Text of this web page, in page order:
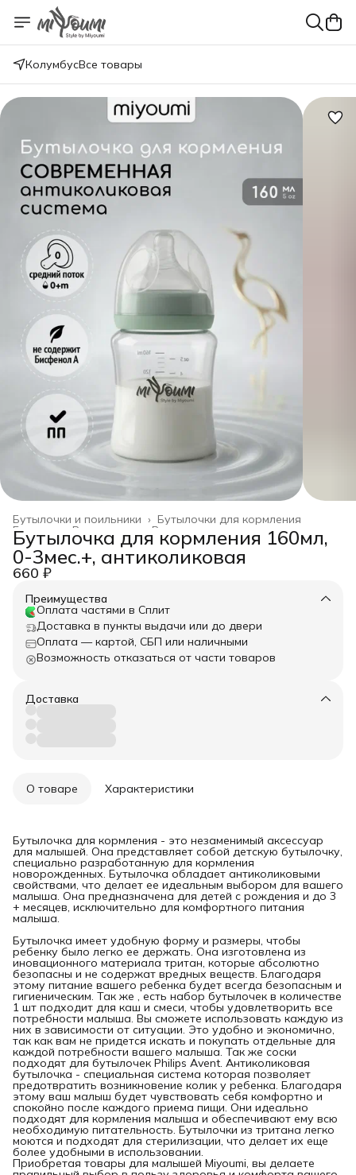
КолумбусВсе товары
Бутылочки для кормления
Бутылочки и поильники ›
Все для кормления
Все товары
Главная
Бутылочка для кормления 160мл,
0-3мес.+, антиколиковая
660 ₽
Преимущества
Оплата частями в Сплит
Доставка в пункты выдачи или до двери
Оплата — картой, СБП или наличными
Возможность отказаться от части товаров
Доставка
О товаре Характеристики
Бутылочка для кормления - это незаменимый аксессуар
для малышей. Она представляет собой детскую бутылочку,
специально разработанную для кормления
новорожденных. Бутылочка обладает антиколиковыми
свойствами, что делает ее идеальным выбором для вашего
малыша. Она предназначена для детей с рождения и до 3
+ месяцев, исключительно для комфортного питания
малыша.
Бутылочка имеет удобную форму и размеры, чтобы
ребенку было легко ее держать. Она изготовлена из
иновационного материала тритан, которые абсолютно
безопасны и не содержат вредных веществ. Благодаря
этому питание вашего ребенка будет всегда безопасным и
гигиеническим. Так же , есть набор бутылочек в количестве
1 шт подходит для каш и смеси, чтобы удовлетворить все
потребности малыша. Вы сможете использовать каждую из
них в зависимости от ситуации. Это удобно и экономично,
так как вам не придется искать и покупать отдельные для
каждой потребности вашего малыша. Так же соски
подходят для бутылочек Philips Avent. Антиколиковая
бутылочка - специальная система которая позволяет
предотвратить возникновение колик у ребенка. Благодаря
этому ваш малыш будет чувствовать себя комфортно и
спокойно после каждого приема пищи. Они идеально
подходят для кормления малыша и обеспечивают ему всю
необходимую питательность. Бутылочки из тритана легко
моются и подходят для стерилизации, что делает их еще
более удобными в использовании.
Приобретая товары для малышей Miyoumi, вы делаете